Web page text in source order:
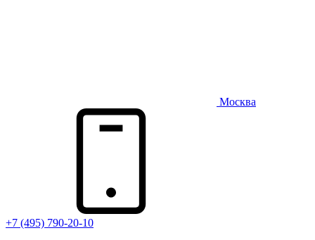
Москва
+7 (495) 790-20-10